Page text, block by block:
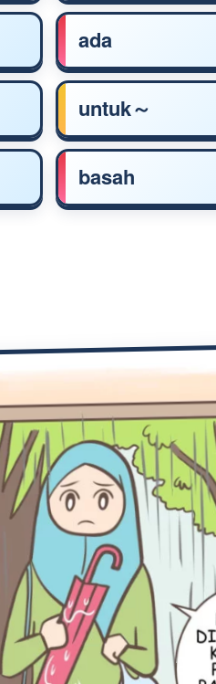
ada
untuk～
basah